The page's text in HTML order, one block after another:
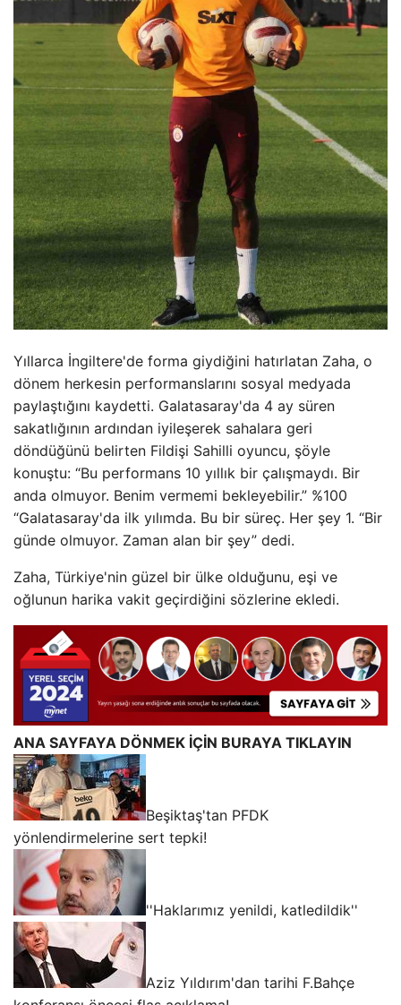
Yıllarca İngiltere'de forma giydiğini hatırlatan Zaha, o
dönem herkesin performanslarını sosyal medyada
paylaştığını kaydetti. Galatasaray'da 4 ay süren
sakatlığının ardından iyileşerek sahalara geri
döndüğünü belirten Fildişi Sahilli oyuncu, şöyle
konuştu: “Bu performans 10 yıllık bir çalışmaydı. Bir
anda olmuyor. Benim vermemi bekleyebilir.” %100
“Galatasaray'da ilk yılımda. Bu bir süreç. Her şey 1. “Bir
günde olmuyor. Zaman alan bir şey” dedi.
Zaha, Türkiye'nin güzel bir ülke olduğunu, eşi ve
oğlunun harika vakit geçirdiğini sözlerine ekledi.
ANA SAYFAYA DÖNMEK İÇİN BURAYA TIKLAYIN
Beşiktaş'tan PFDK
yönlendirmelerine sert tepki!
''Haklarımız yenildi, katledildik''
Aziz Yıldırım'dan tarihi F.Bahçe